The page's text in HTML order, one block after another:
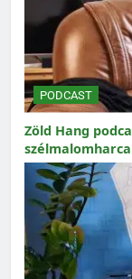
PODCAST
Zöld Hang